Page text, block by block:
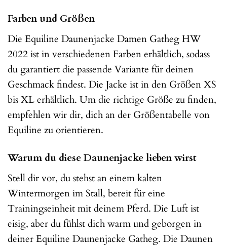
Farben und Größen
Die Equiline Daunenjacke Damen Gatheg HW
2022 ist in verschiedenen Farben erhältlich, sodass
du garantiert die passende Variante für deinen
Geschmack findest. Die Jacke ist in den Größen XS
bis XL erhältlich. Um die richtige Größe zu finden,
empfehlen wir dir, dich an der Größentabelle von
Equiline zu orientieren.
Warum du diese Daunenjacke lieben wirst
Stell dir vor, du stehst an einem kalten
Wintermorgen im Stall, bereit für eine
Trainingseinheit mit deinem Pferd. Die Luft ist
eisig, aber du fühlst dich warm und geborgen in
deiner Equiline Daunenjacke Gatheg. Die Daunen